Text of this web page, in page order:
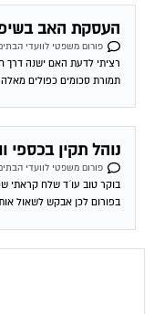
העסקת האב
פורום משפטי לוועדי
רציתי לדעת האם ישנה דרך
תמורת סכומים כפולים מאלה
נוהל תקין בכספי
פורום משפטי לוועדי
בוקר טוב עו´ד שלח קראתי
בפורום לכן אבקש לשאול